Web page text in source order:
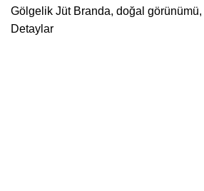
Gölgelik Jüt Branda, doğal görünümü,
Detaylar